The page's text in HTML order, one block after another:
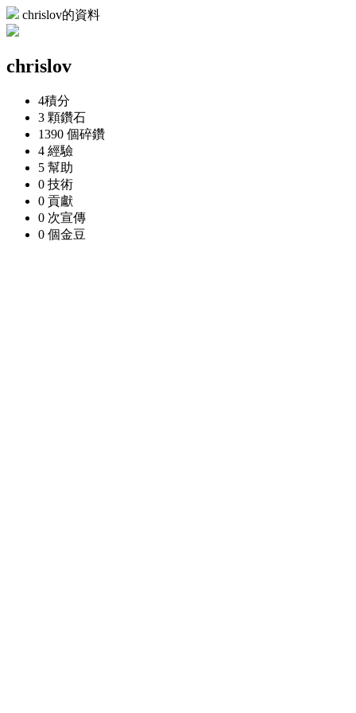
chrislov的資料
chrislov
4積分
3 顆鑽石
1390 個碎鑽
4 經驗
5 幫助
0 技術
0 貢獻
0 次宣傳
0 個金豆